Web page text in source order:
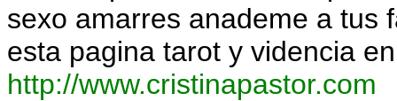
sexo amarres anademe a tus
esta pagina tarot y videncia
http://www.cristinapastor.com